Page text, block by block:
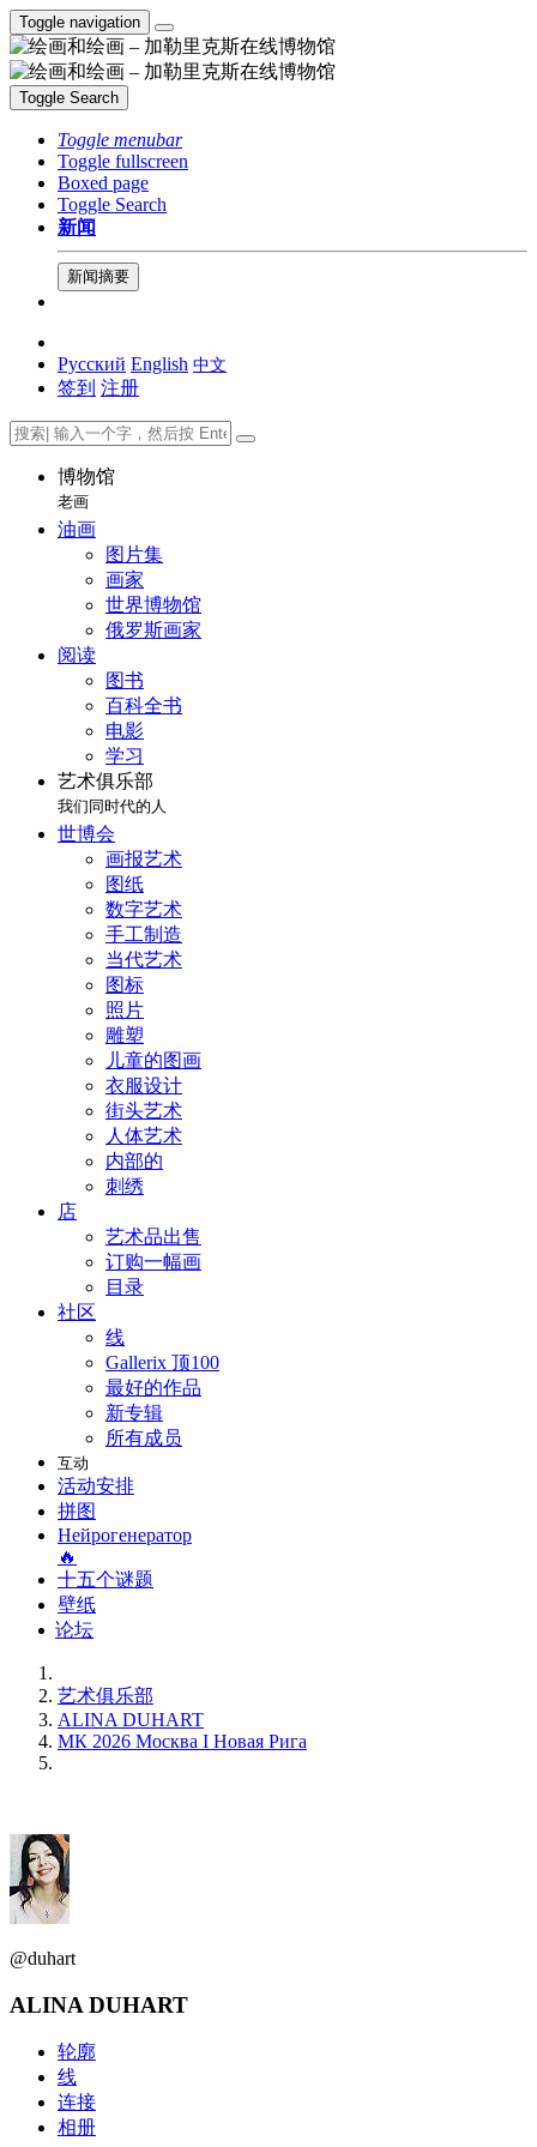
Toggle navigation
Toggle Search
Toggle menubar
Toggle fullscreen
Boxed page
Toggle Search
新闻
新闻摘要
Русский English 中文
签到 注册
博物馆
老画
油画
图片集
画家
世界博物馆
俄罗斯画家
阅读
图书
百科全书
电影
学习
艺术俱乐部
我们同时代的人
世博会
画报艺术
图纸
数字艺术
手工制造
当代艺术
图标
照片
雕塑
儿童的图画
衣服设计
街头艺术
人体艺术
内部的
刺绣
店
艺术品出售
订购一幅画
目录
社区
线
Gallerix 顶100
最好的作品
新专辑
所有成员
互动
活动安排
拼图
Нейрогенератор
🔥
十五个谜题
壁纸
论坛
艺术俱乐部
ALINA DUHART
МК 2026 Москва I Новая Рига
@duhart
ALINA DUHART
轮廓
线
连接
相册